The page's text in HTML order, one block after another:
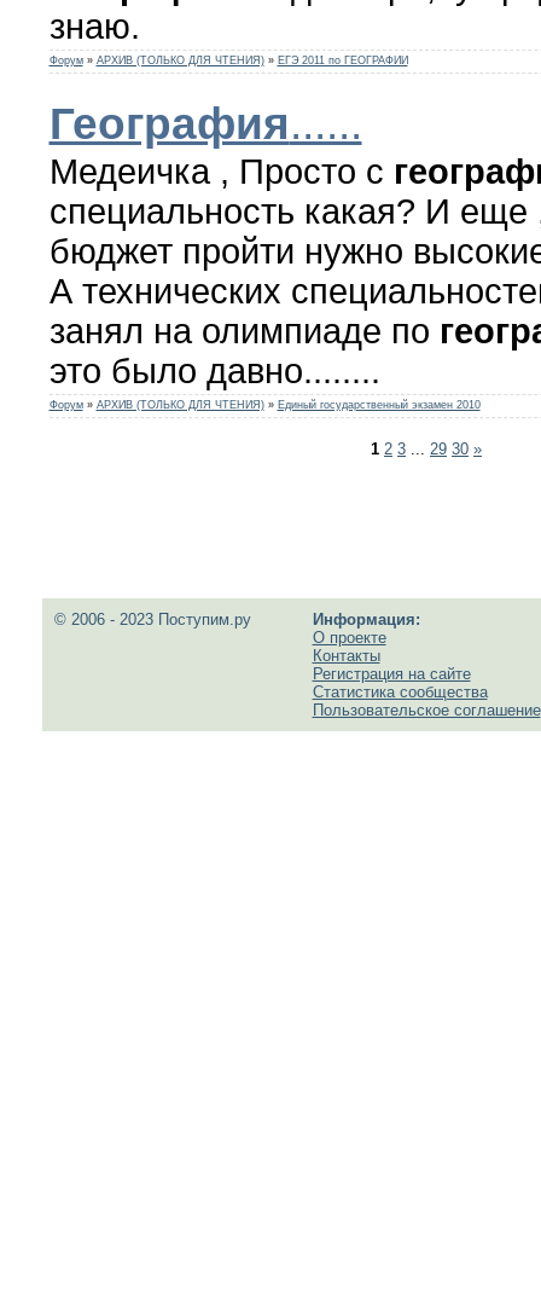
знаю.
Форум » АРХИВ (ТОЛЬКО ДЛЯ ЧТЕНИЯ) » ЕГЭ 2011 по ГЕОГРАФИИ
География......
Медеичка , Просто с
специальность какая? И еще
бюджет пройти нужно
А технических
занял на олимпиаде по
это было давно........
Форум » АРХИВ (ТОЛЬКО ДЛЯ ЧТЕНИЯ) » Единый государственный экзамен 2010
1 2 3 29 30 »
© 2006 - 2023 Поступим.ру
Информация:
О проекте
Контакты
Регистрация на сайте
Статистика сообщества
Пользовательское соглашение